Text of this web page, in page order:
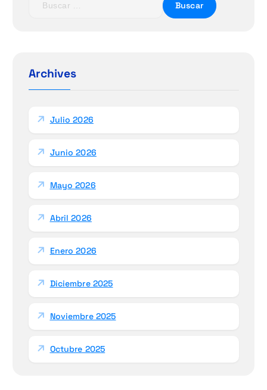
r
:Archives
Julio 2026
Junio 2026
Mayo 2026
Abril 2026
Enero 2026
Diciembre 2025
Noviembre 2025
Octubre 2025